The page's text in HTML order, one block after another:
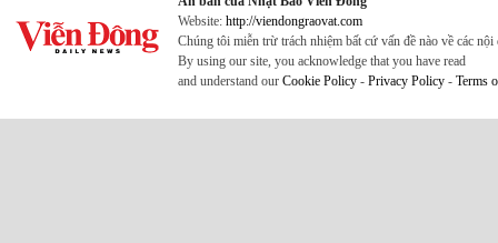
Website: http://viendongraovat.com
Chúng tôi miễn trừ trách nhiệm bất cứ vấn đề nào về các
By using our site, you acknowledge that you have read
and understand our Cookie Policy - Privacy Policy - Terms